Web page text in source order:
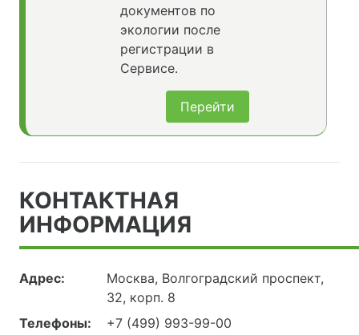
документов по
экологии после
регистрации в
Сервисе.
Перейти
КОНТАКТНАЯ
ИНФОРМАЦИЯ
Адрес:
Москва, Волгоградский проспект,
32, корп. 8
Телефоны:
+7 (499) 993-99-00